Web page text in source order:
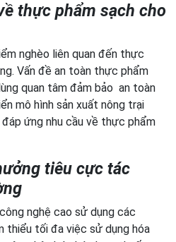
thực phẩm sạch cho
nghèo liên quan đến thực
Vấn đề an toàn thực phẩm
quan tâm đảm bảo an toàn
mô hình sản xuất nông trại
ứng nhu cầu về thực phẩm
tiêu cực tác
nghệ cao sử dụng các
thiểu tối đa việc sử dụng hóa